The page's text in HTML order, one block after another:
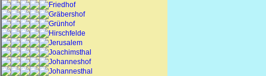
Friedhof
Gräbershof
Grünhof
Hirschfelde
Jerusalem
Joachimsthal
Johanneshof
Johannesthal